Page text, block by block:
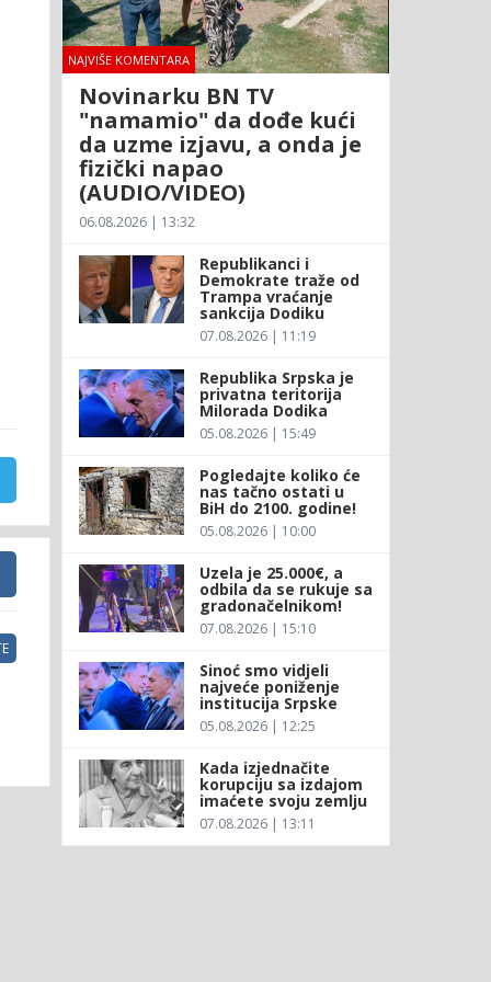
NAJVIŠE KOMENTARA
Novinarku BN TV
"namamio" da dođe kući
da uzme izjavu, a onda je
fizički napao
(AUDIO/VIDEO)
06.08.2026 | 13:32
Republikanci i
Demokrate traže od
Trampa vraćanje
sankcija Dodiku
07.08.2026 | 11:19
Republika Srpska je
privatna teritorija
Milorada Dodika
05.08.2026 | 15:49
Pogledajte koliko će
nas tačno ostati u
BiH do 2100. godine!
05.08.2026 | 10:00
Uzela je 25.000€, a
odbila da se rukuje sa
gradonačelnikom!
07.08.2026 | 15:10
Sinoć smo vidjeli
najveće poniženje
institucija Srpske
05.08.2026 | 12:25
Kada izjednačite
korupciju sa izdajom
imaćete svoju zemlju
07.08.2026 | 13:11